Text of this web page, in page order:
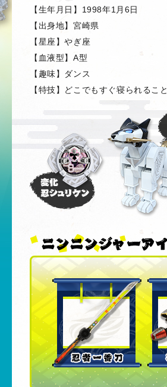
【生年月日】1998年1月6日
【出身地】宮崎県
【星座】やぎ座
【血液型】A型
【趣味】ダンス
【特技】どこでもすぐ寝られること